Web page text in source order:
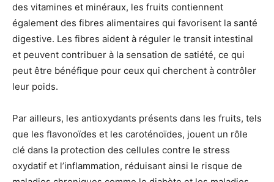
des vitamines et minéraux, les fruits contiennent
également des fibres alimentaires qui favorisent la santé
digestive. Les fibres aident à réguler le transit intestinal
et peuvent contribuer à la sensation de satiété, ce qui
peut être bénéfique pour ceux qui cherchent à contrôler
leur poids.
Par ailleurs, les antioxydants présents dans les fruits, tels
que les flavonoïdes et les caroténoïdes, jouent un rôle
clé dans la protection des cellules contre le stress
oxydatif et l’inflammation, réduisant ainsi le risque de